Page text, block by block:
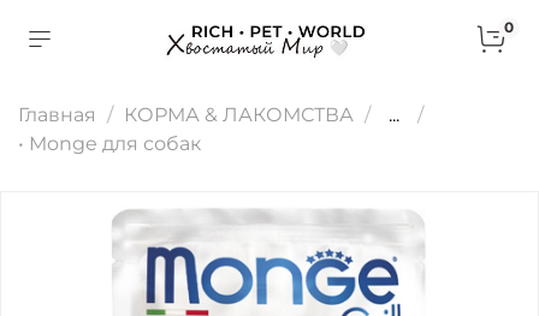
0
Главная КОРМА & ЛАКОМСТВА
...
• Monge для собак